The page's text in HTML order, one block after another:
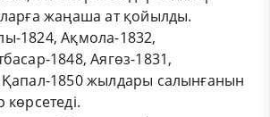
жаңаша ат қойылды.
1824, Ақмола-1832,
1848, Аягөз-1831,
1850 жылдары салынғанын
көрсетеді.